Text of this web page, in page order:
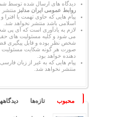
دیدگاه های ارسال شده توسط
روابط عمومی ایران مدلبز منتشر
پیام هایی که حاوی تهمت یا
اسلامی باشد منتشر نخواهد شد.
لازم به یادآوری است که آی پی
می شود و کلیه مسئولیت های
شخص نظر بوده و قابل پیگیری
صورت هر گونه شکایت
دهنده خواهد بود.
پیام هایی که به غیر از زبان
منتشر نخواهد شد.
محبوب تازه‌ها